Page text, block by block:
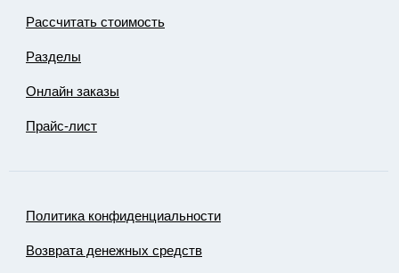
Рассчитать стоимость
Разделы
Онлайн заказы
Прайс-лист
Политика конфиденциальности
Возврата денежных средств